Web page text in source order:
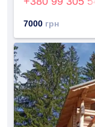
7000 грн